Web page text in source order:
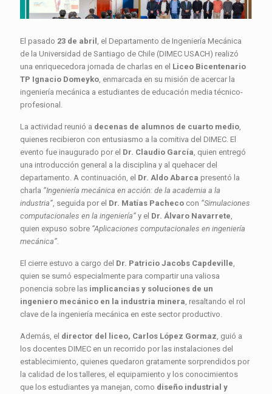
El pasado 23 de abril
, el Departamento de Ingeniería Mecánica
de la Universidad de Santiago de Chile (DIMEC USACH) realizó
una enriquecedora jornada de charlas en el Liceo Bicentenario
TP Ignacio Domeyko , enmarcada en su misión de acercar la
ingeniería mecánica a estudiantes de educación media técnico-
profesional.
La actividad reunió a decenas de alumnos de cuarto medio
quienes recibieron con entusiasmo a la comitiva del DIMEC. El
evento fue inaugurado por el Dr. Claudio García , quien entregó
una introducción general a la disciplina y al quehacer del
departamento. A continuación, el Dr. Aldo Abarca presentó la
charla “Ingeniería mecánica en acción: de la academia a la
industria” , seguida por el Dr. Matías Pacheco con “Simulaciones
computacionales en la ingeniería” y el Dr. Álvaro Navarrete
quien expuso sobre “Aplicaciones computacionales en ingeniería
mecánica”
El cierre estuvo a cargo del Dr. Patricio Jacobs Capdeville
quien se sumó especialmente para compartir una valiosa
ponencia sobre las implicancias y soluciones de un
ingeniero mecánico en la industria minera , resaltando el rol
clave de la ingeniería mecánica en este sector productivo.
Además, el director del liceo, Carlos López Gormaz , guió a
los docentes DIMEC en un recorrido por las instalaciones del
establecimiento, quienes quedaron gratamente sorprendidos por
la calidad de los talleres, el equipamiento y los conocimientos
que los estudiantes ya manejan, como diseño industrial y